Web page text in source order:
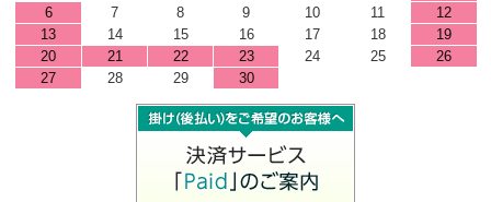
6
7 8 9 10 11
12
13
14 15 16 17 18
19
20
21 22 23 24 25
26
27
28 29 30